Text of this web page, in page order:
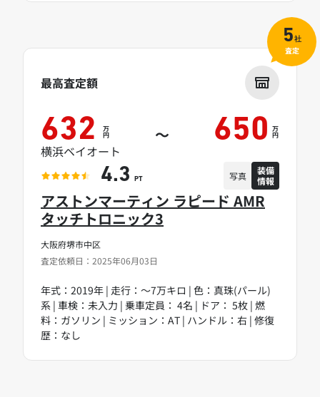
大阪府堺市中区
査定依頼日：2025年06月03日
アストンマーティン ラピード AMR
タッチトロニック3
年式：2019年 | 走行：～7万キロ | 色：真珠(パール)
系 | 車検：未入力 | 乗車定員： 4名 | ドア： 5枚 | 燃
料：ガソリン | ミッション：AT | ハンドル：右 | 修復
歴：なし
最高査定額
632 万
円 ～ 650 万
円
横浜ベイオート
4.3 PT 写真
装備
情報
5社
査定